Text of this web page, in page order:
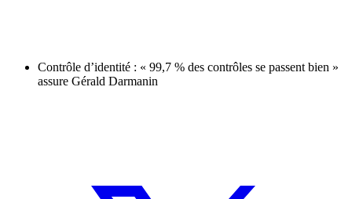
Contrôle d’identité : « 99,7 % des contrôles se passent bien »
assure Gérald Darmanin